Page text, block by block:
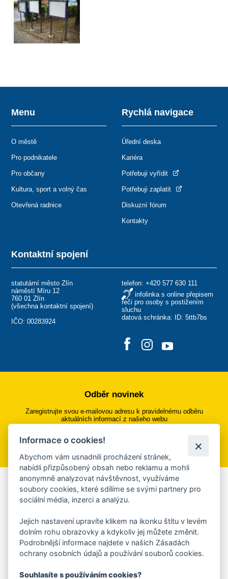
Kontaktní spojení
statutární město Zlín
náměstí Míru 12
760 01 Zlín
(všechna kontaktní spojení)
IČO: 00283924
telefon: +420 577 630 111
infolinka s online přepisem
řeči pro osoby s postižením
sluchu
datová schránka: ID: 5ttb7bs
Menu
O městě
Pro podnikatele
Pro občany
Kultura, sport a volný čas
Otevřená radnice
Rychlá navigace
Úřední deska
Kariéra
Potřebuji vyřídit
Potřebuji zaplatit
Diskuzní fórum
Kontakty
Odběr novinek
Zaregistrujte svou e-mailovou adresu k pravidelnému odběru
aktuálních informací z našeho webu
Přihlásit se k odběru
Aplikace Mobilní rozhlas
Chcete dostávat do svého mobilu či mailu upozornění na
ankety, pozvánky na kulturní a sportovní akce?
Více informací o aplikaci
Informace o cookies!
Abychom vám usnadnili procházení stránek,
nabídli přizpůsobený obsah nebo reklamu a mohli
anonymně analyzovat návštěvnost, využíváme
soubory cookies, které sdílíme se svými partnery pro
sociální média, inzerci a analýzu.
Jejich nastavení upravíte klikem na ikonku štítu v levém
dolním rohu obrazovky a kdykoliv jej můžete změnit.
Podrobnější informace najdete v našich Zásadách
ochrany osobních údajů a používání souborů cookies.
Souhlasíte s používáním cookies?